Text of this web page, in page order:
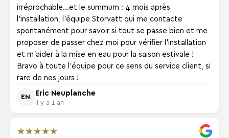
irréprochable...et le summum : 4 mois après
l'installation, l'équipe Storvatt qui me contacte
spontanément pour savoir si tout se passe bien et me
proposer de passer chez moi pour vérifier l'installation
et m'aider à la mise en eau pour la saison estivale !
Bravo à toute l'équipe pour ce sens du service client, si
rare de nos jours !
EN
Eric Neuplanche
Il y a 1 an
★★★★★